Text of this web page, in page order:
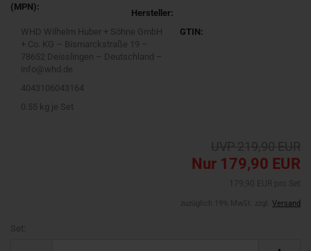
(MPN):
Hersteller:
WHD Wilhelm Huber + Söhne GmbH
+ Co. KG – Bismarckstraße 19 –
78652 Deisslingen – Deutschland –
info@whd.de
GTIN:
4043106043164
0.55 kg je Set
Nur 179,90 EUR
Versand
Set: